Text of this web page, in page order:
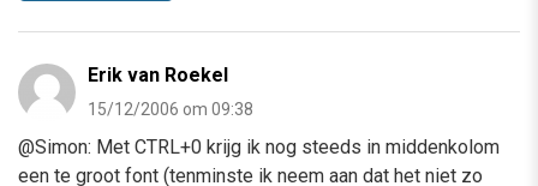
Erik van Roekel
15/12/2006 om 09:38
@Simon: Met CTRL+0 krijg ik nog steeds in middenkolom
een te groot font (tenminste ik neem aan dat het niet zo